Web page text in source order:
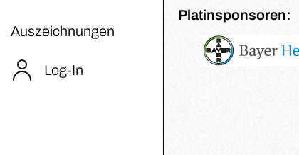
Auszeichnungen
Log-In
Platinsponsoren: